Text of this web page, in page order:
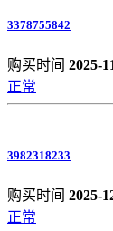
3378755842
购买时间 2025-
正常
3982318233
购买时间 2025-
正常